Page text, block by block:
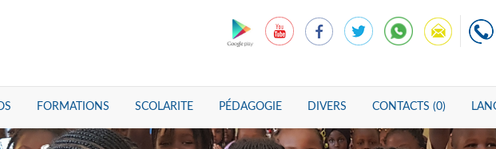
FORMATIONS SCOLARITE PÉDAGOGIE DIVERS CONTACTS (0)